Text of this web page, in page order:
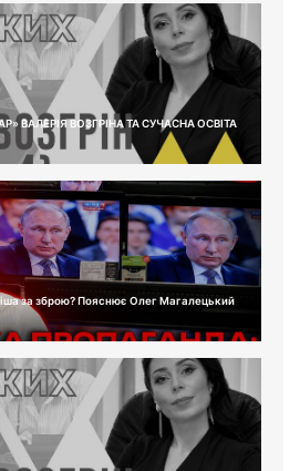
ВАЛЕРІЯ ВОЗГРІНА ТА СУЧАСНА ОСВІТА
за зброю? Пояснює Олег Магалецький